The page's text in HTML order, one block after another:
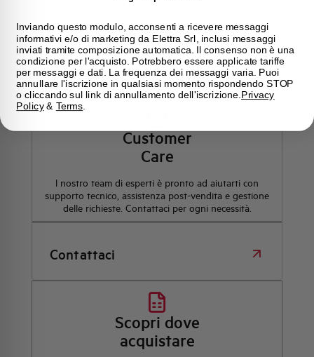
Hai bisogno di supporto?
Customer
Care
l nostro team di esperti è pronto ad aiutarti con
supporto tecnico, assistenza post-vendita e gestione
delle richieste. Contattaci per ogni necessità.
Contattaci
Scopri dove
acquistare
Inviando questo modulo, acconsenti a ricevere messaggi
informativi e/o di marketing da Elettra Srl, inclusi messaggi
inviati tramite composizione automatica. Il consenso non è una
condizione per l'acquisto. Potrebbero essere applicate tariffe
per messaggi e dati. La frequenza dei messaggi varia. Puoi
annullare l'iscrizione in qualsiasi momento rispondendo STOP
o cliccando sul link di annullamento dell'iscrizione. Privacy
Policy& Terms